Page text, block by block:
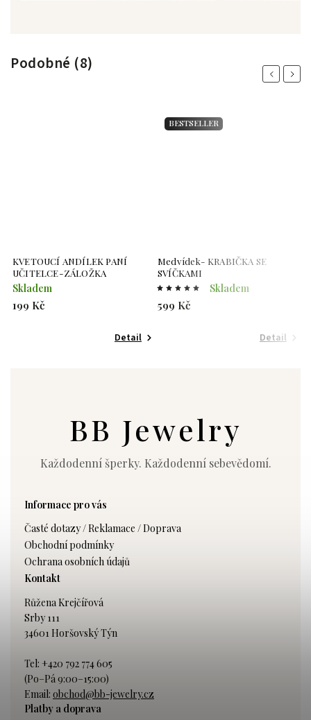
Podobné (8)
Previous
KVETOUCÍ ANDÍLEK PANÍ
UČITELCE-ZÁLOŽKA
Skladem
199 Kč
Detail
BESTSELLER
Medvídek- KRABIČKA SE
SVÍČKAMI
Skladem
599 Kč
Detail
Next
BB Jewelry
Každodenní šperky. Každodenní sebevědomí.
Informace pro vás
Časté dotazy / Reklamace / Doprava
Obchodní podmínky
Ochrana osobních údajů
Kontakt
Růžena Krejčířová
Srby 111
34601 Horšovský Týn
Tel: +420 792 774 605
(Po–Pá 9:00–15:00)
Email: obchod@bb-jewelry.cz
Platby a doprava